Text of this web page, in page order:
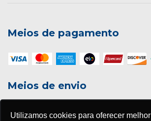
Utilizamos cookies para oferecer melhor
Meios de pagamento
Meios de envio